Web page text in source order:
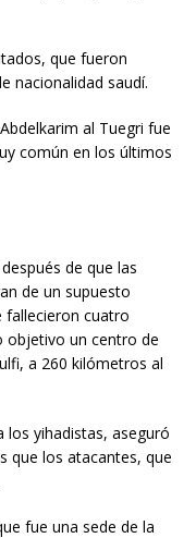
que fueron
nacionalidad saudí.
al Tuegri fue
común en los últimos
de que las
de un supuesto
fallecieron cuatro
objetivo un centro de
a 260 kilómetros al
los yihadistas, aseguró
que los atacantes, que
fue una sede de la